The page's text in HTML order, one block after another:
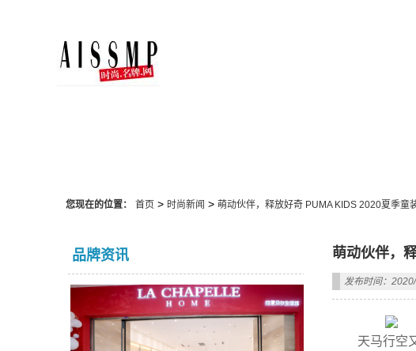
您现在的位置： 首页> 时尚新闻 > 萌动伙伴，释放好奇 PUMA KIDS 2020夏季童
品牌资讯 萌动伙伴，
发布时间：
天马行空